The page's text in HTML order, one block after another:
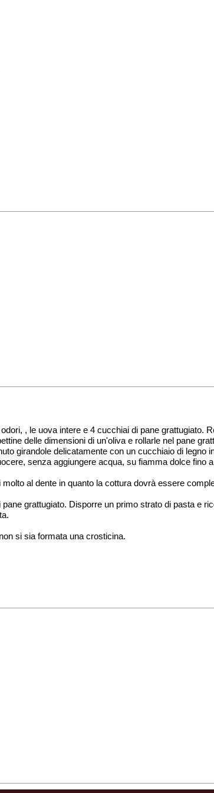
, le uova intere e 4 cucchiai di pane grattugiato.
delle dimensioni di un'oliva e rollarle nel pane
girandole delicatamente con un cucchiaio di legno
senza aggiungere acqua, su fiamma dolce fino
al dente in quanto la cottura dovrà essere
grattugiato. Disporre un primo strato di pasta e
si sia formata una crosticina.